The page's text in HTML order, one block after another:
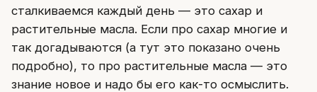
сталкиваемся каждый день — это сахар и
растительные масла. Если про сахар многие и
так догадываются (а тут это показано очень
подробно), то про растительные масла — это
знание новое и надо бы его как-то осмыслить.